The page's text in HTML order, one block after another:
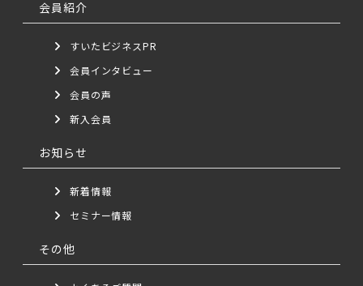
会員紹介
すいたビジネスPR
会員インタビュー
会員の声
新入会員
お知らせ
新着情報
セミナー情報
その他